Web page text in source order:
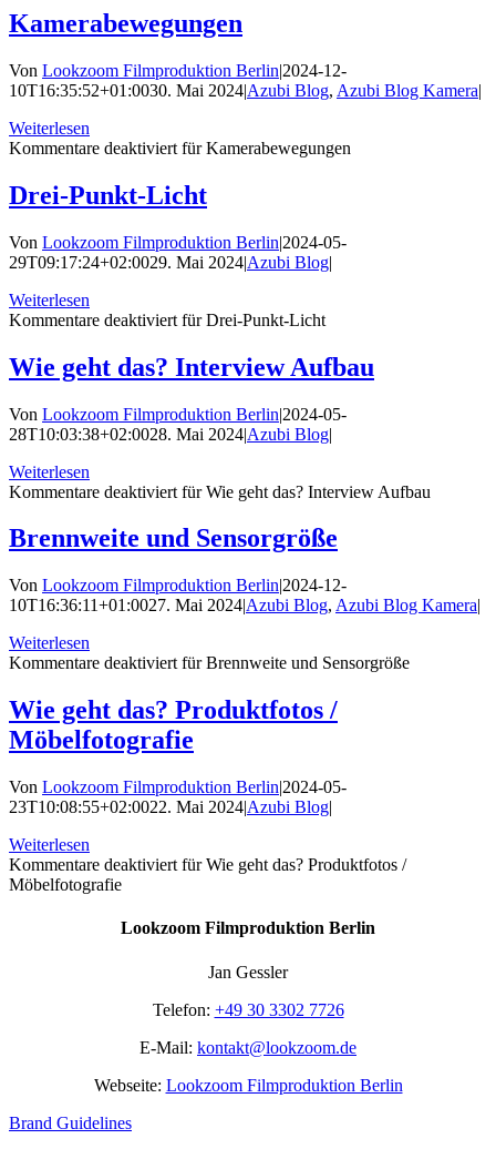
Kamerabewegungen
Von Lookzoom Filmproduktion Berlin|2024-12-
10T16:35:52+01:0030. Mai 2024|Azubi Blog, Azubi Blog Kamera|
Weiterlesen
Kommentare deaktiviert für Kamerabewegungen
Drei-Punkt-Licht
Von Lookzoom Filmproduktion Berlin|2024-05-
29T09:17:24+02:0029. Mai 2024|Azubi Blog|
Weiterlesen
Kommentare deaktiviert für Drei-Punkt-Licht
Wie geht das? Interview Aufbau
Von Lookzoom Filmproduktion Berlin|2024-05-
28T10:03:38+02:0028. Mai 2024|Azubi Blog|
Weiterlesen
Kommentare deaktiviert für Wie geht das? Interview Aufbau
Brennweite und Sensorgröße
Von Lookzoom Filmproduktion Berlin|2024-12-
10T16:36:11+01:0027. Mai 2024|Azubi Blog, Azubi Blog Kamera|
Weiterlesen
Kommentare deaktiviert für Brennweite und Sensorgröße
Wie geht das? Produktfotos /
Möbelfotografie
Von Lookzoom Filmproduktion Berlin|2024-05-
23T10:08:55+02:0022. Mai 2024|Azubi Blog|
Weiterlesen
Kommentare deaktiviert für Wie geht das? Produktfotos /
Möbelfotografie
Lookzoom Filmproduktion Berlin
Jan Gessler
Telefon: +49 30 3302 7726
E-Mail: kontakt@lookzoom.de
Webseite: Lookzoom Filmproduktion Berlin
Brand Guidelines